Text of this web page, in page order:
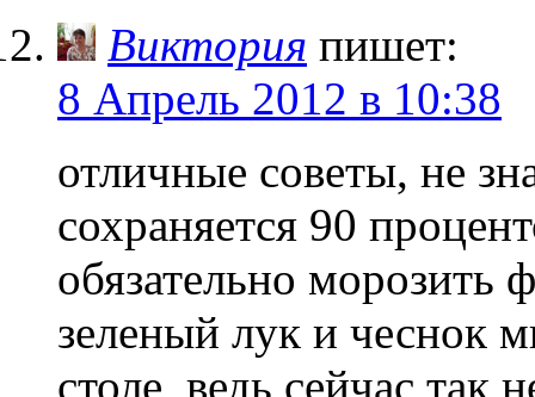
Виктория пишет:
8 Апрель 2012 в 10:38
отличные советы, не
сохраняется 90
обязательно
зеленый лук и чеснок
столе, ведь сейчас так